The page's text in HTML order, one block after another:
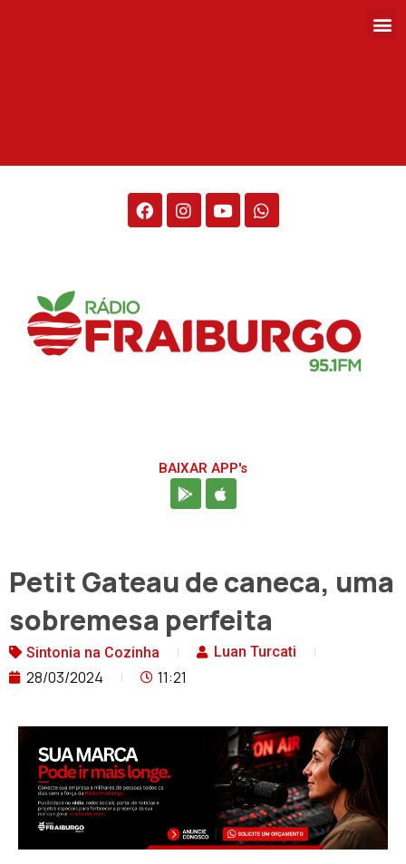
BAIXAR APP's
Petit Gateau de caneca, uma
sobremesa perfeita
Sintonia na Cozinha Luan Turcati
28/03/2024 11:21